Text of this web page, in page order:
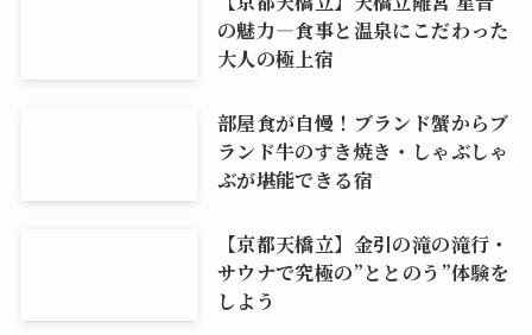
の魅力―食事と温泉にこだわった
大人の極上宿
部屋食が自慢！ブランド蟹からブ
ランド牛のすき焼き・しゃぶしゃ
ぶが堪能できる宿
【京都天橋立】金引の滝の滝行・
サウナで究極の”ととのう”体験を
しよう